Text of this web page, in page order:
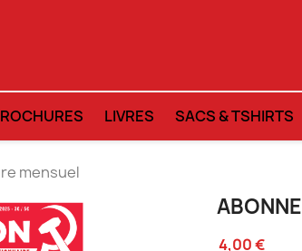
LIVRES SACS & TSHIRTS
mensuel
4,00 €